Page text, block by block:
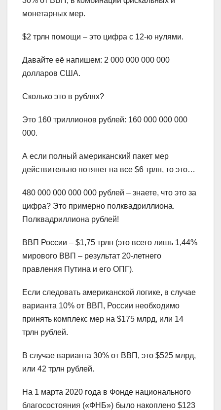
монетарных мер.
$2 трлн помощи – это цифра с 12-ю нулями.
Давайте её напишем: 2 000 000 000 000
долларов США.
Сколько это в рублях?
Это 160 триллионов рублей: 160 000 000 000
000.
А если полный американский пакет мер
действительно потянет на все $6 трлн, то это…
480 000 000 000 000 рублей – знаете, что это за
цифра? Это примерно полквадриллиона.
Полквадриллиона рублей!
ВВП России – $1,75 трлн (это всего лишь 1,44%
мирового ВВП – результат 20-летнего
правления Путина и его ОПГ).
Если следовать американской логике, в случае
варианта 10% от ВВП, России необходимо
принять комплекс мер на $175 млрд, или 14
трлн рублей.
В случае варианта 30% от ВВП, это $525 млрд,
или 42 трлн рублей.
На 1 марта 2020 года в Фонде национального
благосостояния («ФНБ») было накоплено $123